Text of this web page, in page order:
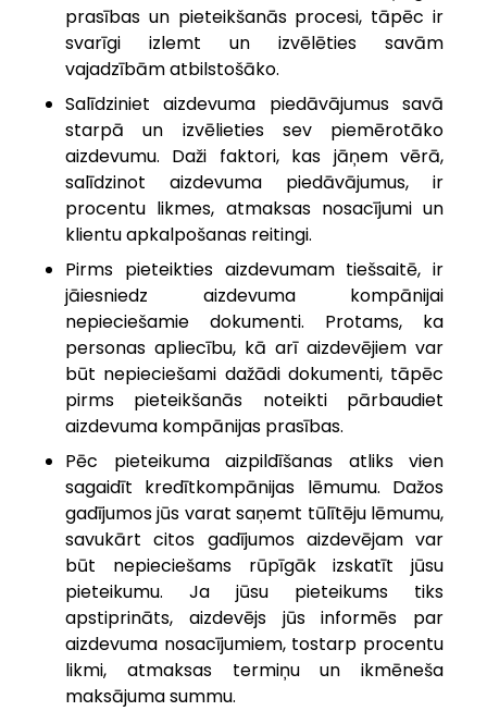
prasības un pieteikšanās procesi, tāpēc ir
svarīgi izlemt un izvēlēties savām
vajadzībām atbilstošāko.
Salīdziniet aizdevuma piedāvājumus savā
starpā un izvēlieties sev piemērotāko
aizdevumu. Daži faktori, kas jāņem vērā,
salīdzinot aizdevuma piedāvājumus, ir
procentu likmes, atmaksas nosacījumi un
klientu apkalpošanas reitingi.
Pirms pieteikties aizdevumam tiešsaitē, ir
jāiesniedz aizdevuma kompānijai
nepieciešamie dokumenti. Protams, ka
personas apliecību, kā arī aizdevējiem var
būt nepieciešami dažādi dokumenti, tāpēc
pirms pieteikšanās noteikti pārbaudiet
aizdevuma kompānijas prasības.
Pēc pieteikuma aizpildīšanas atliks vien
sagaidīt kredītkompānijas lēmumu. Dažos
gadījumos jūs varat saņemt tūlītēju lēmumu,
savukārt citos gadījumos aizdevējam var
būt nepieciešams rūpīgāk izskatīt jūsu
pieteikumu. Ja jūsu pieteikums tiks
apstiprināts, aizdevējs jūs informēs par
aizdevuma nosacījumiem, tostarp procentu
likmi, atmaksas termiņu un ikmēneša
maksājuma summu.